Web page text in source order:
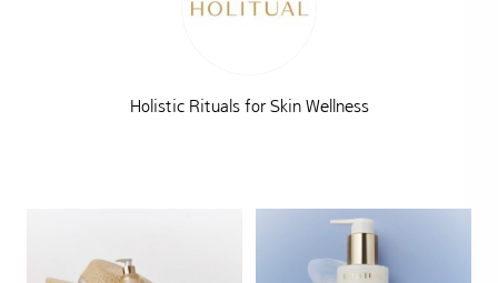
Holistic Rituals for Skin Wellness